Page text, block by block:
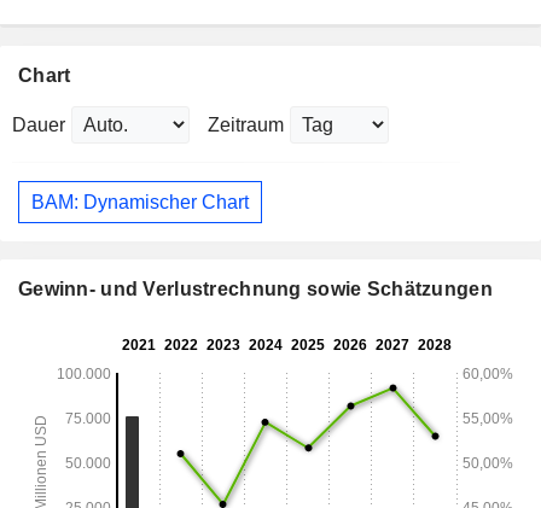
Chart
Dauer Zeitraum
BAM: Dynamischer Chart
Gewinn- und Verlustrechnung sowie Schätzungen